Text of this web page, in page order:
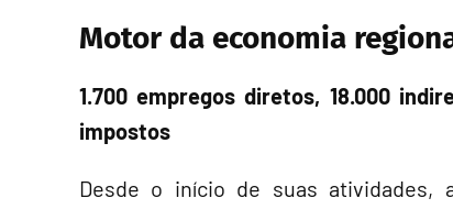
Motor da economia
1.700 empregos diretos, 18.000
impostos
Desde o início de suas atividades,